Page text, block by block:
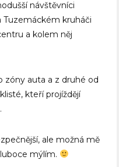
návštěvníci
Tuzemáckém kruháči
a kolem něj
zóny auta a z druhé od
kteří projíždějí
ale možná mě
mýlím.